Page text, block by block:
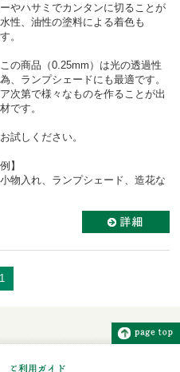
やハサミでカンタンに切ることが
性、油性の塗料による着色も
。
の商品（0.25mm）は光の透過性
、ランプシェードにも最適です。
次第で様々なものを作ることが出
です。
試しください。
】
物入れ、ランプシェード、造花な
1